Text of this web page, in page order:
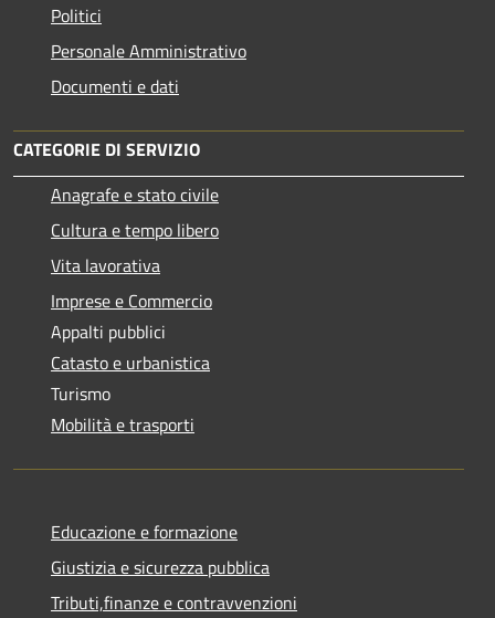
Politici
Personale Amministrativo
Documenti e dati
CATEGORIE DI SERVIZIO
Anagrafe e stato civile
Cultura e tempo libero
Vita lavorativa
Imprese e Commercio
Appalti pubblici
Catasto e urbanistica
Turismo
Mobilità e trasporti
Educazione e formazione
Giustizia e sicurezza pubblica
Tributi,finanze e contravvenzioni